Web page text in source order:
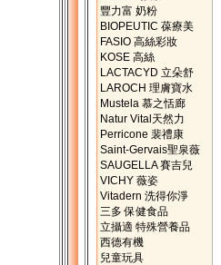
豐力富 奶粉
BIOPEUTIC 葆療美
FASIO 高絲彩妝
KOSE 高絲
LACTACYD 立朵舒
LAROCH 理膚寶水
Mustela 慕之恬廊
Natur Vital天然力
Perricone 裴禮康
Saint-Gervais聖泉薇
SAUGELLA 賽吉兒
VICHY 薇姿
Vitadern 洗得你淨
三多 保健食品
立攝適 特殊營養品
西德有機
兒童玩具